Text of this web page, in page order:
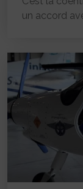
un accord